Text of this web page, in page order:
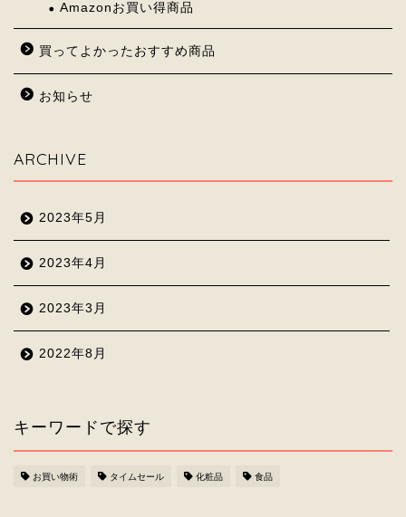
Amazonお買い得商品
買ってよかったおすすめ商品
お知らせ
ARCHIVE
2023年5月
2023年4月
2023年3月
2022年8月
キーワードで探す
お買い物術 タイムセール 化粧品 食品